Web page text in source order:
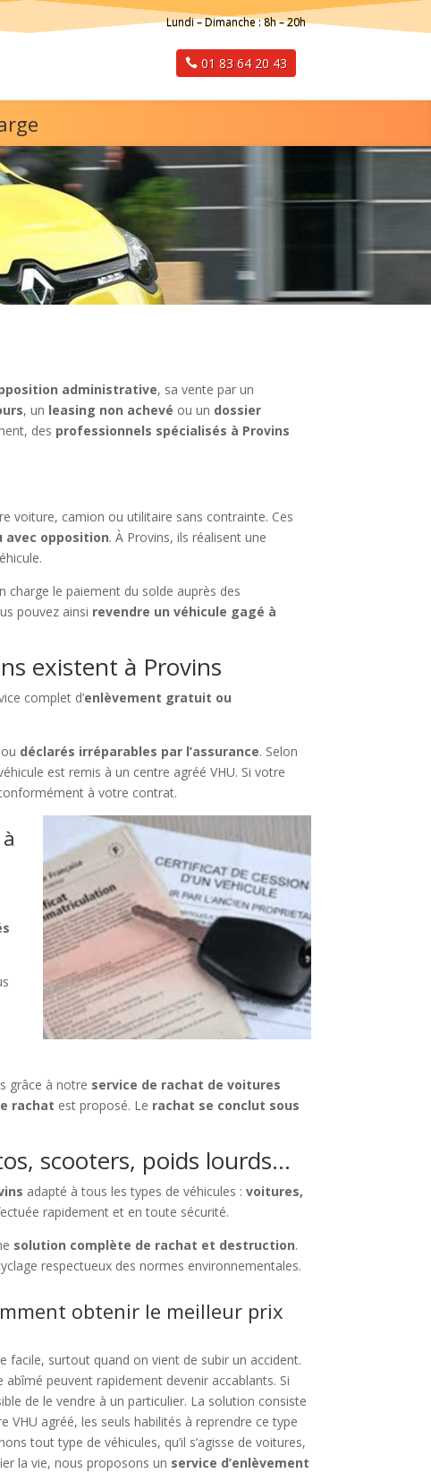
Lundi – Dimanche : 8h – 20h
01 83 64 20 43
administrative, sa vente par un
, un leasing non achevé ou un dossier
des professionnels spécialisés à Provins
voiture, camion ou utilitaire sans contrainte. Ces
avec opposition. À Provins, ils réalisent une
charge le paiement du solde auprès des
pouvez ainsi revendre un véhicule gagé à
existent à Provins
complet d’enlèvement gratuit ou
ou déclarés irréparables par l’assurance. Selon
est remis à un centre agréé VHU. Si votre
à votre contrat.
grâce à notre service de rachat de voitures
rachat est proposé. Le rachat se conclut sous
scooters, poids lourds…
adapté à tous les types de véhicules :voitures,
rapidement et en toute sécurité.
solution complète de rachat et destruction.
respectueux des normes environnementales.
obtenir le meilleur prix
facile, surtout quand on vient de subir un accident.
peuvent rapidement devenir accablants. Si
de le vendre à un particulier. La solution consiste
VHU agréé, les seuls habilités à reprendre ce type
tout type de véhicules, qu’il s’agisse de voitures,
la vie, nous proposons un service d’enlèvement